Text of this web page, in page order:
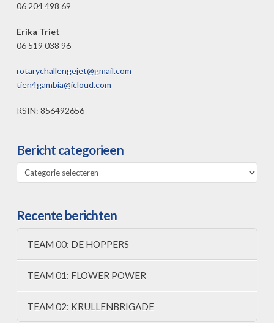
06 204 498 69
Erika Triet
06 519 038 96
rotarychallengejet@gmail.com
tien4gambia@icloud.com
RSIN: 856492656
Bericht categorieen
Bericht
categorieen
Recente berichten
TEAM 00: DE HOPPERS
TEAM 01: FLOWER POWER
TEAM 02: KRULLENBRIGADE